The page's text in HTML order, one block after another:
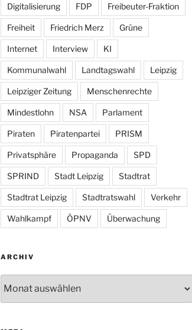
Digitalisierung FDP Freibeuter-Fraktion
Freiheit Friedrich Merz Grüne
Internet Interview KI
Kommunalwahl Landtagswahl Leipzig
Leipziger Zeitung Menschenrechte
Mindestlohn NSA Parlament
Piraten Piratenpartei PRISM
Privatsphäre Propaganda SPD
SPRIND Stadt Leipzig Stadtrat
Stadtrat Leipzig Stadtratswahl Verkehr
Wahlkampf ÖPNV Überwachung
ARCHIV